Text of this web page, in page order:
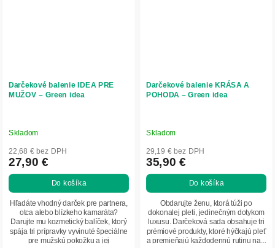
Darčekové balenie IDEA PRE
MUŽOV – Green idea
Skladom
22,68 € bez DPH
27,90 €
Do košíka
Hľadáte vhodný darček pre partnera,
otca alebo blízkeho kamaráta?
Darujte mu kozmetický balíček, ktorý
spája tri prípravky vyvinuté špeciálne
pre mužskú pokožku a jej
Darčekové balenie KRÁSA A
POHODA – Green idea
Skladom
29,19 € bez DPH
35,90 €
Do košíka
Obdarujte ženu, ktorá túži po
dokonalej pleti, jedinečným dotykom
luxusu. Darčeková sada obsahuje tri
prémiové produkty, ktoré hýčkajú pleť
a premieňajú každodennú rutinu na...